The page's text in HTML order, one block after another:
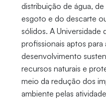
distribuição de água,
esgoto e do descarte
sólidos. A Universidade
profissionais aptos
desenvolvimento
recursos naturais e
meio da redução dos
ambiente pelas